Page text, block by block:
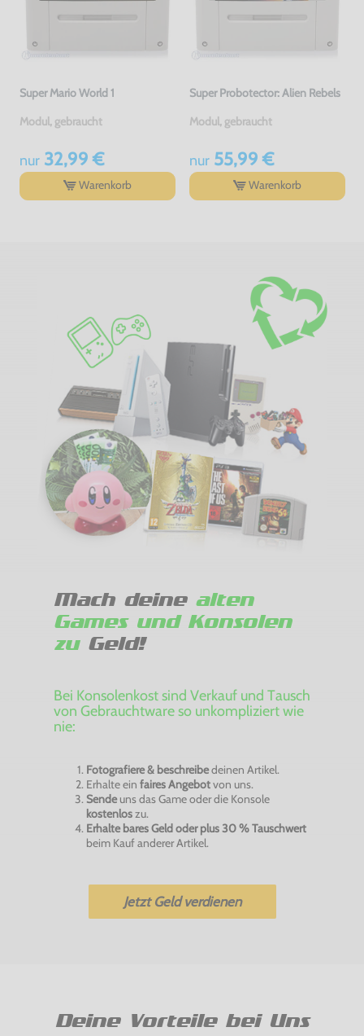
Super Mario World 1
Modul, gebraucht
nur32,99 €
Warenkorb
Super Probotector: Alien Rebels
Modul, gebraucht
nur55,99 €
Warenkorb
Mach deine alten
Games und Konsolen
zuGeld!
Bei Konsolenkost sind Verkauf und Tausch
von Gebrauchtware so unkompliziert wie
nie:
Fotografiere & beschreibedeinen Artikel.
Erhalte ein faires Angebotvon uns.
Sendeuns das Game oder die Konsole
kostenloszu.
Erhalte bares Geld oder plus 30 % Tauschwert
beim Kauf anderer Artikel.
Jetzt Geld verdienen
Deine Vorteile bei Uns